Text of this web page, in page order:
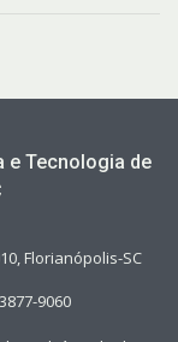
e Tecnologia de
Florianópolis-SC
9060